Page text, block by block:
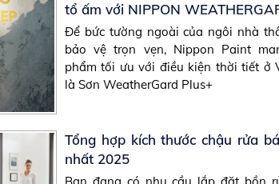
tổ ấm với NIPPON
Để bức tường ngoài của ngôi nhà
bảo vệ trọn vẹn, Nippon Paint
phẩm tối ưu với điều kiện thời tiết ở
là Sơn WeatherGard Plus+
Tổng hợp kích thước chậu rửa
nhất 2025